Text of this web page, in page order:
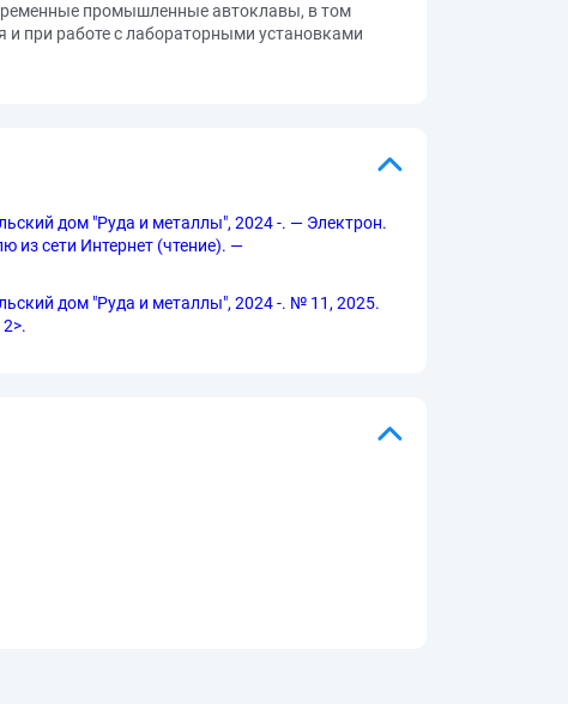
промышленные автоклавы, в том
и при работе с лабораторными установками
дом "Руда и металлы", 2024 -. — Электрон.
из сети Интернет (чтение). —
дом "Руда и металлы", 2024 -. № 11, 2025.